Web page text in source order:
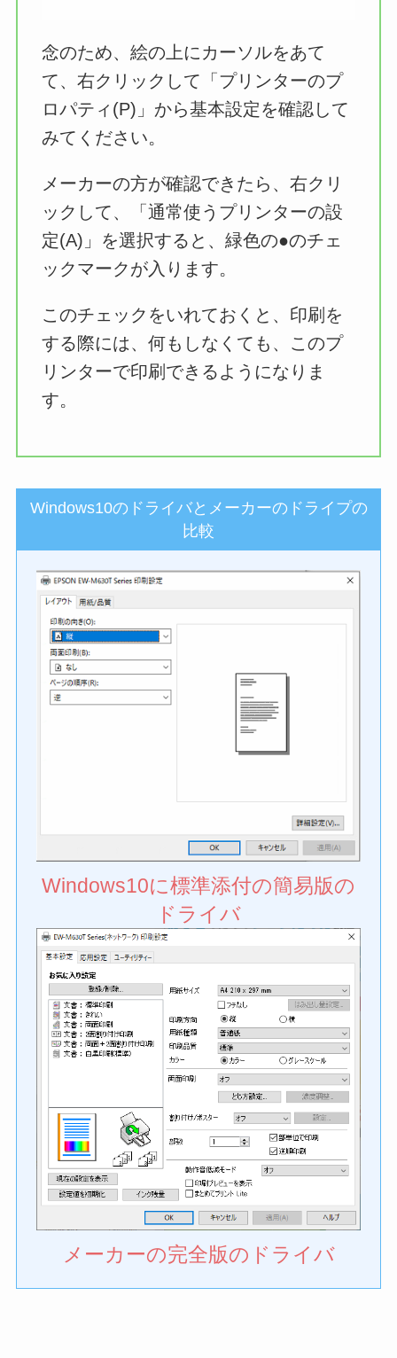
念のため、絵の上にカーソルをあて
て、右クリックして「プリンターのプ
ロパティ(P)」から基本設定を確認して
みてください。
メーカーの方が確認できたら、右クリ
ックして、「通常使うプリンターの設
定(A)」を選択すると、緑色の●のチェ
ックマークが入ります。
このチェックをいれておくと、印刷を
する際には、何もしなくても、このプ
リンターで印刷できるようになりま
す。
Windows10のドライバとメーカーのドライプの
比較
Windows10に標準添付の簡易版の
ドライバ
メーカーの完全版のドライバ